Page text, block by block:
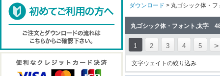
ダウンロード > 丸ゴシック体・フ
丸ゴシック体・フォント,太字
1 2 3 4 5 >
文字ウェイトの絞り込み